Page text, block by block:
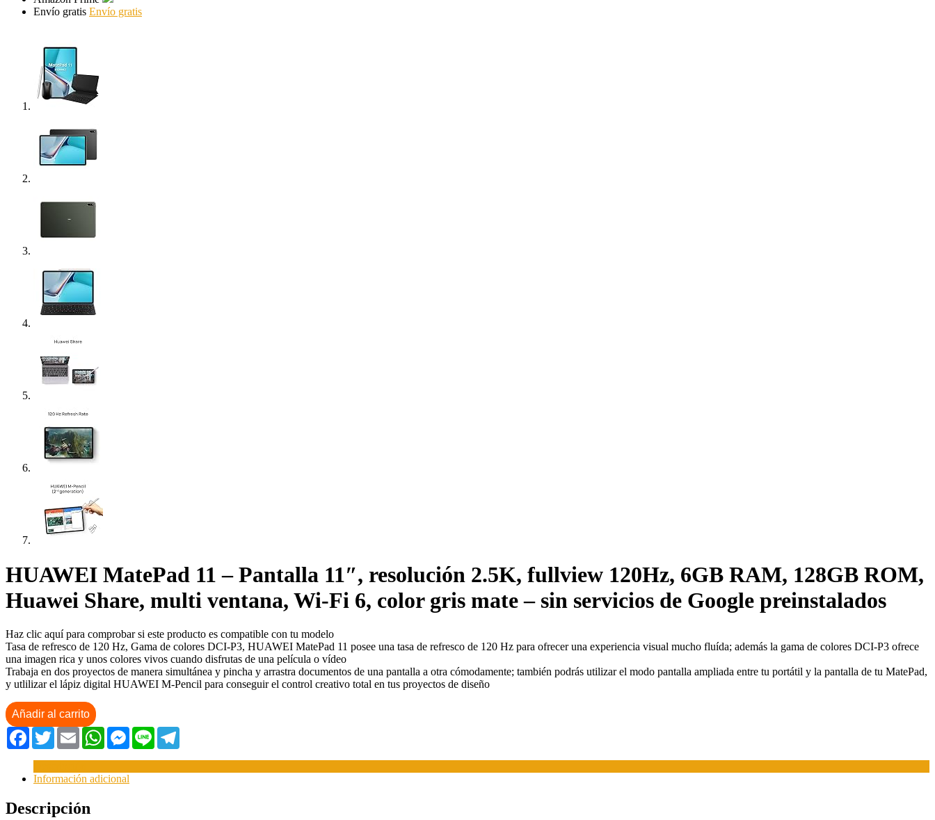
Envío gratis Envío gratis
HUAWEI MatePad 11 – Pantalla 11″, resolución 2.5K, fullview 120Hz, 6GB RAM, 128GB ROM,
Huawei Share, multi ventana, Wi-Fi 6, color gris mate – sin servicios de Google preinstalados
Haz clic aquí para comprobar si este producto es compatible con tu modelo
Tasa de refresco de 120 Hz, Gama de colores DCI-P3, HUAWEI MatePad 11 posee una tasa de refresco de 120 Hz para ofrecer una experiencia visual mucho fluída; además la gama de colores DCI-P3 ofrece
una imagen rica y unos colores vivos cuando disfrutas de una película o vídeo
Trabaja en dos proyectos de manera simultánea y pincha y arrastra documentos de una pantalla a otra cómodamente; también podrás utilizar el modo pantalla ampliada entre tu portátil y la pantalla de tu MatePad,
y utlilizar el lápiz digital HUAWEI M-Pencil para conseguir el control creativo total en tus proyectos de diseño
Añadir al carrito
Facebook
TwitterEmail WhatsAppMessenger
Line
Información adicional
Descripción